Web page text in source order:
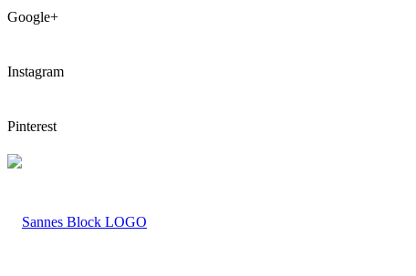
Google+
Instagram
Pinterest
LOGO